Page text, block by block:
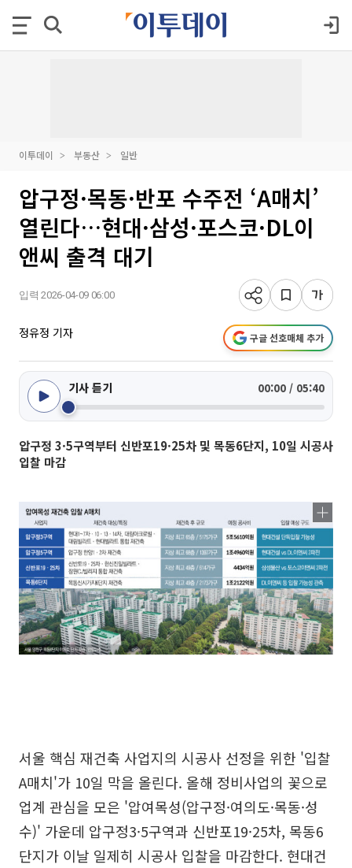
이투데이 부동산 일반
압구정·목동·반포 수주전 ‘A매치’
열린다…현대·삼성·포스코·DL이
앤씨 출격 대기
입력 2026-04-09 06:00
정유정 기자 구글 선호매체 추가
기사 듣기 00:00 / 05:40
압구정 3·5구역부터 신반포19·25차 및 목동6단지, 10일 시공사
입찰 마감
서울 핵심 재건축 사업지의 시공사 선정을 위한 '입찰
A매치'가 10일 막을 올린다. 올해 정비사업의 꽃으로
업계 관심을 모은 '압여목성(압구정·여의도·목동·성
수)' 가운데 압구정3·5구역과 신반포19·25차, 목동6
단지가 이날 일제히 시공사 입찰을 마감한다. 현대건